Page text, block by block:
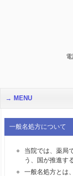
MENU
一般名処方について
当院では、薬局
う、国が推進す
一般名処方とは